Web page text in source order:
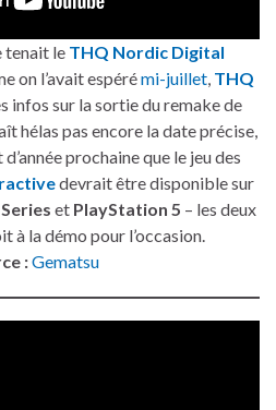
tenait le THQ Nordic Digital
on l’avait espérémi-juillet, THQ
infos sur la sortie du remake de
hélas pas encore la date précise,
prochaine que le jeu des
devrait être disponible sur
et PlayStation 5 – les deux
à la démo pour l’occasion.
:Gematsu